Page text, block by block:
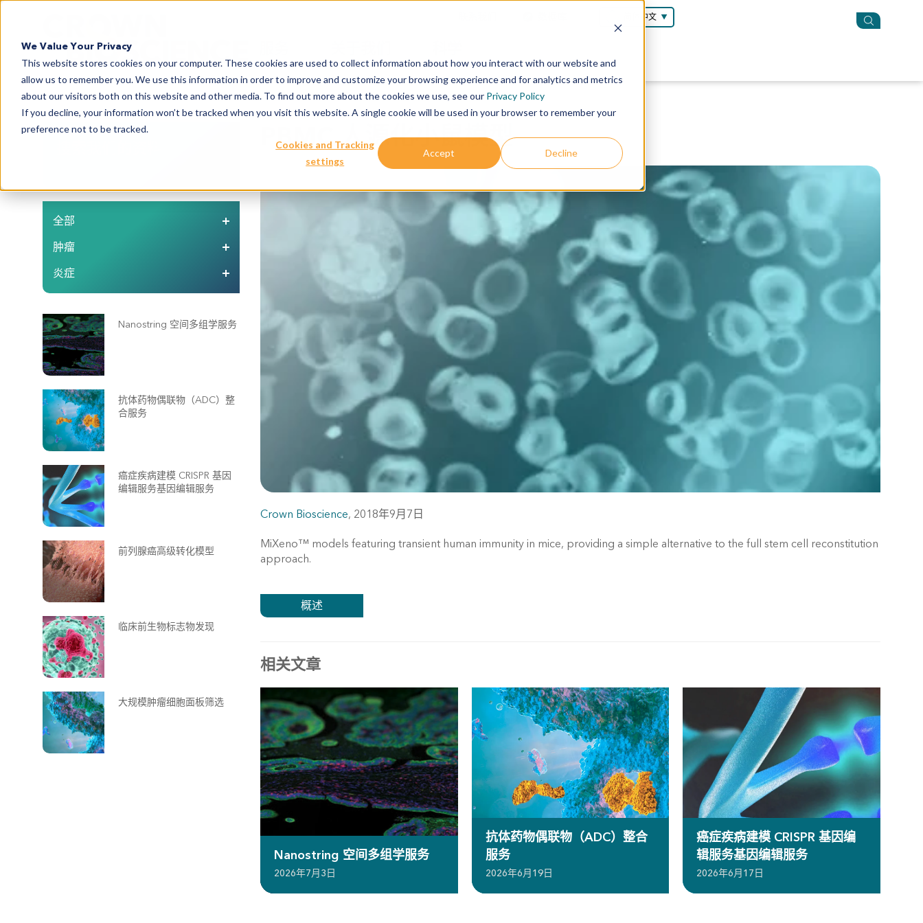
We Value Your Privacy
This website stores cookies on your computer. These cookies are used to collect information about how you interact with our website and
allow us to remember you. We use this information in order to improve and customize your browsing experience and for analytics and metrics
about our visitors both on this website and other media. To find out more about the cookies we use, see our Privacy Policy
If you decline, your information won’t be tracked when you visit this website. A single cookie will be used in your browser to remember your
preference not to be tracked.
Cookies and Tracking
settings
Accept Decline
简体中文
PBMC 人源化小鼠模型
Crown Bioscience, 2018年9月7日
MiXeno™ models featuring transient human immunity in mice, providing a simple alternative to the full stem cell reconstitution
approach.
概述
相关文章
Nanostring 空间多组学服务
2026年7月3日
抗体药物偶联物（ADC）整合
服务
2026年6月19日
癌症疾病建模 CRISPR 基因编
辑服务基因编辑服务
2026年6月17日
全部
肿瘤
炎症
Nanostring 空间多组学服务
抗体药物偶联物（ADC）整
合服务
癌症疾病建模 CRISPR 基因
编辑服务基因编辑服务
前列腺癌高级转化模型
临床前生物标志物发现
大规模肿瘤细胞面板筛选